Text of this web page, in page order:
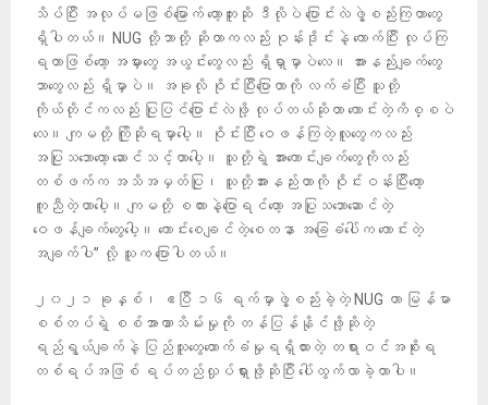
သိပ်ပြီး အလုပ်မဖြစ်မြောက် တော့ဘူးဆို ဒီလိုပဲ ပြောင်းလဲဖွဲ့စည်းကြတာတွေ
ရှိပါတယ်။ NUG တို့ဘာတို့ ဆိုတာကလည်း ဝုန်းဒိုင်းနဲ့ ကောက်ပြီး လုပ်ကြ
ရတာဖြစ်တော့ အမှားတွေ အယွင်းတွေလည်း ရှိရှာမှာပဲလေ။ အားနည်းချက်တွေ
ဘာတွေလည်း ရှိမှာပဲ။ အခုလို ဝိုင်းပြီးပြောတာကို လက်ခံပြီး သူတို့
ကိုယ်တိုင်ကလည်း ပြုပြင်ပြောင်းလဲဖို့ လုပ်တယ်ဆိုတာ ကောင်းတဲ့ကိစ္စပဲ
လေ။ ကျမတို့ ကြိုဆိုရမှာပေါ့။ ဝိုင်းပြီး ဝေဖန်ကြတဲ့လူတွေကလည်း
အပြုသဘောတော့ ဆောင်သင့်တာပေါ့။ သူတို့ရဲ့ အားကောင်းချက်တွေကိုလည်း
တစ်ဖက်က အသိအမှတ်ပြု၊ သူတို့အားနည်းတာကို ဝိုင်းဝန်းပြီးတော့
ကူညီတဲ့ဟာပေါ့။ ကျမတို့ စကားနဲ့ပြောရင်တော့ အပြုသဘောဆောင်တဲ့
ဝေဖန်ချက်တွေပေါ့။ ကောင်းစေချင်တဲ့စေတနာ အခြေခံပေါ်က ကောင်းတဲ့
အချက်ပါ” လို့ သူက ပြောပါတယ်။
၂၀၂၁ ခုနှစ်၊ ဧပြီ ၁၆ ရက်မှာဖွဲ့စည်းခဲ့တဲ့ NUG ဟာ မြန်မာ
စစ်တပ်ရဲ့ စစ်အာဏာသိမ်းမှုကို တန်ပြန်နိုင်ဖို့ဆိုတဲ့
ရည်ရွယ်ချက်နဲ့ ပြည်သူတွေထောက်ခံမှုရရှိထားတဲ့ တရားဝင်အစိုးရ
တစ်ရပ်အဖြစ် ရပ်တည်လှုပ်ရှားဖို့ဆိုပြီး ပေါ်ထွက်လာခဲ့တာပါ။